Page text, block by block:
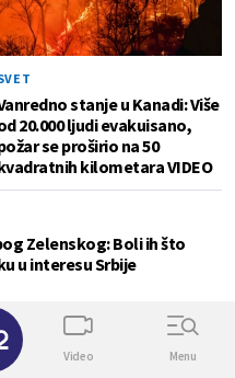
stanje u Kanadi: Više
20.000 ljudi evakuisano,
se proširio na 50
kilometara VIDEO
Zelenskog: Boli ih što
u interesu Srbije
NEPOŽELJNIH
Video Menu